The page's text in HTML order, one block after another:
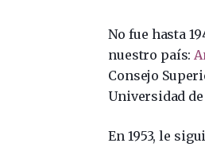
No fue hasta
nuestro país:
Consejo
Universidad
En 1953, le